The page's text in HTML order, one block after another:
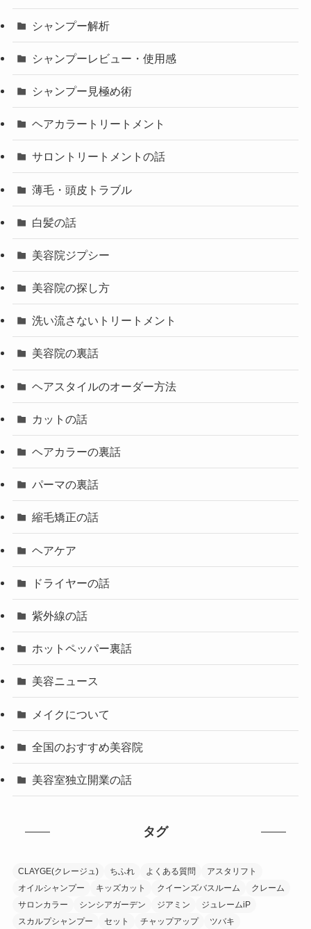
シャンプー解析
シャンプーレビュー・使用感
シャンプー見極め術
ヘアカラートリートメント
サロントリートメントの話
薄毛・頭皮トラブル
白髪の話
美容院ジプシー
美容院の探し方
洗い流さないトリートメント
美容院の裏話
ヘアスタイルのオーダー方法
カットの話
ヘアカラーの裏話
パーマの裏話
縮毛矯正の話
ヘアケア
ドライヤーの話
紫外線の話
ホットペッパー裏話
美容ニュース
メイクについて
全国のおすすめ美容院
美容室独立開業の話
タグ
CLAYGE(クレージュ) ちふれ よくある質問
アスタリフト
オイルシャンプー
キッズカット クイーンズバスルーム
クレーム
サロンカラー
シンシアガーデン ジアミン
ジュレームiP
スカルプシャンプー
セット チャップアップ ツバキ